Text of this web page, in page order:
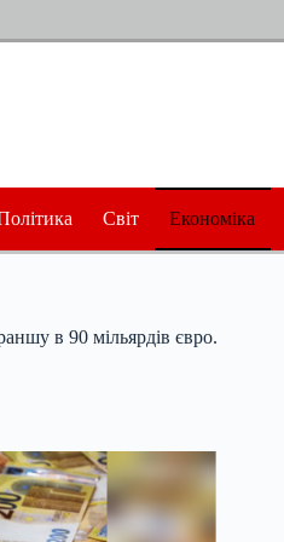
Світ Економіка
в 90 мільярдів євро.